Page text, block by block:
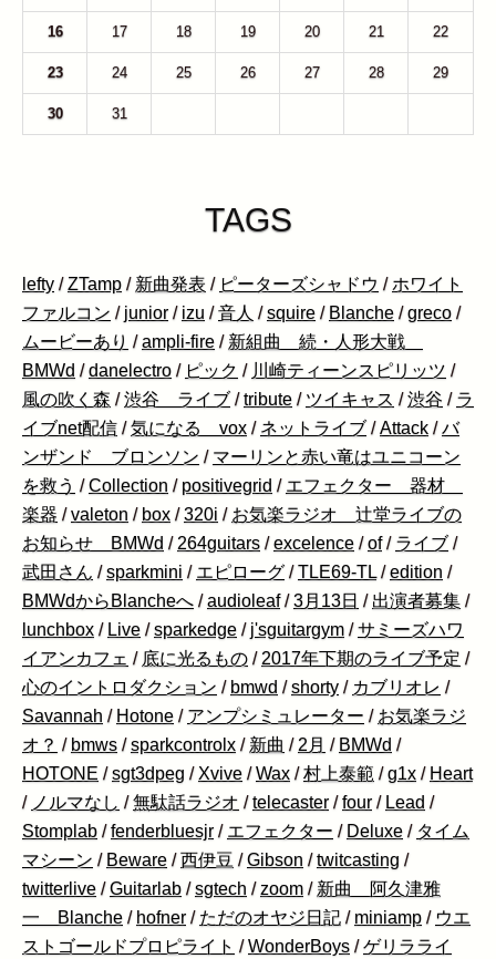
16 17 18 19 20 21 22
23 24 25 26 27 28 29
30 31
TAGS
lefty /ZTamp / 新曲発表 / ピーターズシャドウ / ホワイト
ファルコン / junior / izu /音人 /squire / Blanche /greco /
ムービーあり /ampli-fire / 新組曲 続・人形大戦
BMWd /danelectro / ピック / 川崎ティーンスピリッツ /
風の吹く森 /渋谷 ライブ /tribute / ツイキャス /渋谷 / ラ
イブnet配信 /気になる vox / ネットライブ /Attack /バ
ンザンド ブロンソン / マーリンと赤い竜はユニコーン
を救う /Collection / positivegrid / エフェクター 器材
楽器 /valeton / box /320i / お気楽ラジオ 辻堂ライブの
お知らせ BMWd / 264guitars /excelence /of / ライブ /
武田さん /sparkmini / エピローグ /TLE69-TL /edition /
BMWdからBlancheへ /audioleaf /3月13日 / 出演者募集 /
lunchbox / Live /sparkedge / j'sguitargym /サミーズハワ
イアンカフェ / 底に光るもの / 2017年下期のライブ予定 /
心のイントロダクション / bmwd /shorty / カブリオレ /
Savannah / Hotone / アンプシミュレーター / お気楽ラジ
オ？ / bmws /sparkcontrolx / 新曲 / 2月 / BMWd /
HOTONE /sgt3dpeg / Xvive /Wax /村上泰範 /g1x / Heart
/ ノルマなし /無駄話ラジオ /telecaster /four / Lead /
Stomplab /fenderbluesjr / エフェクター / Deluxe / タイム
マシーン / Beware /西伊豆 /Gibson /twitcasting /
twitterlive /Guitarlab /sgtech /zoom / 新曲 阿久津雅
一 Blanche / hofner / ただのオヤジ日記 / miniamp / ウエ
ストゴールドプロピライト /WonderBoys /ゲリラライ